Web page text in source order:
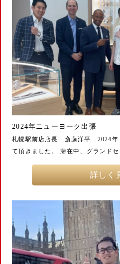
2024年ニューヨーク出張
札幌駅前店店長 斎藤洋平 2024年
て頂きました。 滞在中、グランド
詳しく